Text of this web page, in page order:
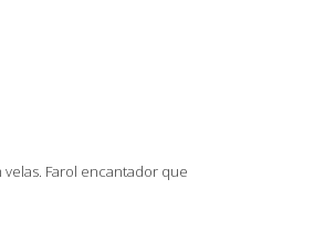
Farol encantador que